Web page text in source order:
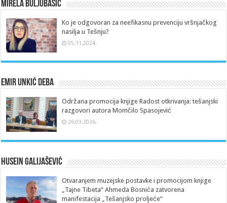
Mirela Buljubašić
Ko je odgovoran za neefikasnu prevenciju vršnjačkog
nasilja u Tešnju?
05.11.2024.
Emir Unkić Deba
Održana promocija knjige Radost otkrivanja: tešanjski
razgovori autora Momčilo Spasojević
26.03.2026.
Husein Galijašević
Otvaranjem muzejske postavke i promocijom knjige
„Tajne Tibeta“ Ahmeda Bosnića zatvorena
manifestacija „Tešanjsko proljeće“